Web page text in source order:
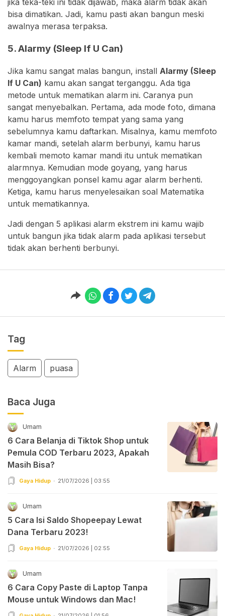
bisa dimatikan. Jadi, kamu pasti akan bangun meski
awalnya merasa terpaksa.
5. Alarmy (Sleep If U Can)
Jika kamu sangat malas bangun, install Alarmy (Sleep
If U Can) kamu akan sangat terganggu. Ada tiga
metode untuk mematikan alarm ini. Caranya pun
sangat menyebalkan. Pertama, ada mode foto, dimana
kamu harus memfoto tempat yang sama yang
sebelumnya kamu daftarkan. Misalnya, kamu memfoto
kamar mandi, setelah alarm berbunyi, kamu harus
kembali memoto kamar mandi itu untuk mematikan
alarmnya. Kemudian mode goyang, yang harus
menggoyangkan ponsel kamu agar alarm berhenti.
Ketiga, kamu harus menyelesaikan soal Matematika
untuk mematikannya.
Jadi dengan 5 aplikasi alarm ekstrem ini kamu wajib
untuk bangun jika tidak alarm pada aplikasi tersebut
tidak akan berhenti berbunyi.
Tag
Alarm puasa
Baca Juga
Umam
6 Cara Belanja di Tiktok Shop untuk
Pemula COD Terbaru 2023, Apakah
Masih Bisa?
Gaya Hidup 21/07/2026 | 03:55
Umam
5 Cara Isi Saldo Shopeepay Lewat
Dana Terbaru 2023!
Gaya Hidup 21/07/2026 | 02:55
Umam
6 Cara Copy Paste di Laptop Tanpa
Mouse untuk Windows dan Mac!